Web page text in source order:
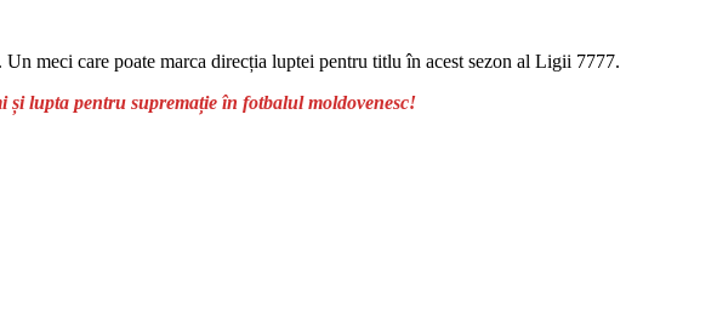
meci care poate marca direcția luptei pentru titlu în acest sezon al Ligii 7777.
lupta pentru supremație în fotbalul moldovenesc!